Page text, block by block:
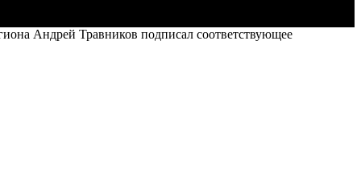
Андрей Травников подписал соответствующее